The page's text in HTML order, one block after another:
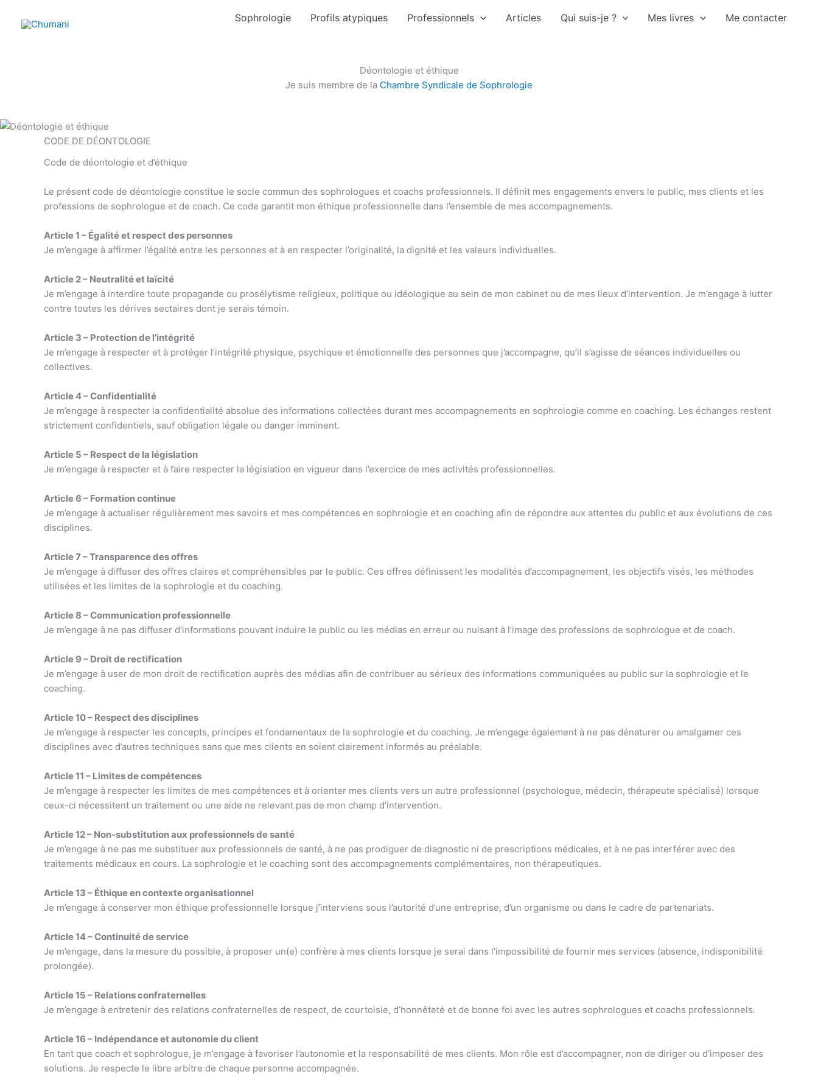
Sophrologie Profils atypiques Professionnels Articles Qui suis-je ? Mes livres Me contacter
Déontologie et éthique
Je suis membre de la Chambre Syndicale de Sophrologie
CODE DE DÉONTOLOGIE
Code de déontologie et d’éthique
Le présent code de déontologie constitue le socle commun des sophrologues et coachs professionnels. Il définit mes engagements envers le public, mes clients et les
professions de sophrologue et de coach. Ce code garantit mon éthique professionnelle dans l’ensemble de mes accompagnements.
Article 1 – Égalité et respect des personnes
Je m’engage à affirmer l’égalité entre les personnes et à en respecter l’originalité, la dignité et les valeurs individuelles.
Article 2 – Neutralité et laïcité
Je m’engage à interdire toute propagande ou prosélytisme religieux, politique ou idéologique au sein de mon cabinet ou de mes lieux d’intervention. Je m’engage à lutter
contre toutes les dérives sectaires dont je serais témoin.
Article 3 – Protection de l’intégrité
Je m’engage à respecter et à protéger l’intégrité physique, psychique et émotionnelle des personnes que j’accompagne, qu’il s’agisse de séances individuelles ou
collectives.
Article 4 – Confidentialité
Je m’engage à respecter la confidentialité absolue des informations collectées durant mes accompagnements en sophrologie comme en coaching. Les échanges restent
strictement confidentiels, sauf obligation légale ou danger imminent.
Article 5 – Respect de la législation
Je m’engage à respecter et à faire respecter la législation en vigueur dans l’exercice de mes activités professionnelles.
Article 6 – Formation continue
Je m’engage à actualiser régulièrement mes savoirs et mes compétences en sophrologie et en coaching afin de répondre aux attentes du public et aux évolutions de ces
disciplines.
Article 7 – Transparence des offres
Je m’engage à diffuser des offres claires et compréhensibles par le public. Ces offres définissent les modalités d’accompagnement, les objectifs visés, les méthodes
utilisées et les limites de la sophrologie et du coaching.
Article 8 – Communication professionnelle
Je m’engage à ne pas diffuser d’informations pouvant induire le public ou les médias en erreur ou nuisant à l’image des professions de sophrologue et de coach.
Article 9 – Droit de rectification
Je m’engage à user de mon droit de rectification auprès des médias afin de contribuer au sérieux des informations communiquées au public sur la sophrologie et le
coaching.
Article 10 – Respect des disciplines
Je m’engage à respecter les concepts, principes et fondamentaux de la sophrologie et du coaching. Je m’engage également à ne pas dénaturer ou amalgamer ces
disciplines avec d’autres techniques sans que mes clients en soient clairement informés au préalable.
Article 11 – Limites de compétences
Je m’engage à respecter les limites de mes compétences et à orienter mes clients vers un autre professionnel (psychologue, médecin, thérapeute spécialisé) lorsque
ceux-ci nécessitent un traitement ou une aide ne relevant pas de mon champ d’intervention.
Article 12 – Non-substitution aux professionnels de santé
Je m’engage à ne pas me substituer aux professionnels de santé, à ne pas prodiguer de diagnostic ni de prescriptions médicales, et à ne pas interférer avec des
traitements médicaux en cours. La sophrologie et le coaching sont des accompagnements complémentaires, non thérapeutiques.
Article 13 – Éthique en contexte organisationnel
Je m’engage à conserver mon éthique professionnelle lorsque j’interviens sous l’autorité d’une entreprise, d’un organisme ou dans le cadre de partenariats.
Article 14 – Continuité de service
Je m’engage, dans la mesure du possible, à proposer un(e) confrère à mes clients lorsque je serai dans l’impossibilité de fournir mes services (absence, indisponibilité
prolongée).
Article 15 – Relations confraternelles
Je m’engage à entretenir des relations confraternelles de respect, de courtoisie, d’honnêteté et de bonne foi avec les autres sophrologues et coachs professionnels.
Article 16 – Indépendance et autonomie du client
En tant que coach et sophrologue, je m’engage à favoriser l’autonomie et la responsabilité de mes clients. Mon rôle est d’accompagner, non de diriger ou d’imposer des
solutions. Je respecte le libre arbitre de chaque personne accompagnée.